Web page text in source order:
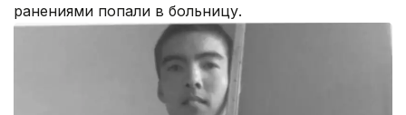
ранениями попали в больницу.